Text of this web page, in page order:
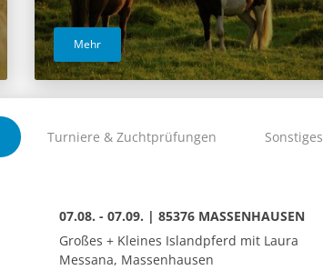
Mehr
Turniere & Zuchtprüfungen Sonstiges
07.08. - 07.09. | 85376 MASSENHAUSEN
Großes + Kleines Islandpferd mit Laura
Messana, Massenhausen